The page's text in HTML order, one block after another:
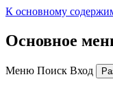
К основному
Основное
Меню Поиск Вход